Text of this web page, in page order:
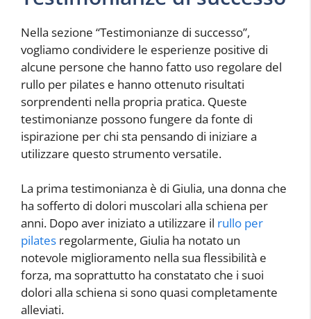
Nella sezione “Testimonianze di successo”,
vogliamo condividere le esperienze positive di
alcune persone che hanno fatto uso regolare del
rullo per pilates e hanno ottenuto risultati
sorprendenti nella propria pratica. Queste
testimonianze possono fungere da fonte di
ispirazione per chi sta pensando di iniziare a
utilizzare questo strumento versatile.
La prima testimonianza è di Giulia, una donna che
ha sofferto di dolori muscolari alla schiena per
anni. Dopo aver iniziato a utilizzare il rullo per
pilates regolarmente, Giulia ha notato un
notevole miglioramento nella sua flessibilità e
forza, ma soprattutto ha constatato che i suoi
dolori alla schiena si sono quasi completamente
alleviati.